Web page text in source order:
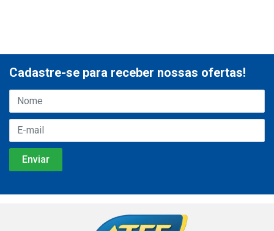
Cadastre-se para receber nossas ofertas!